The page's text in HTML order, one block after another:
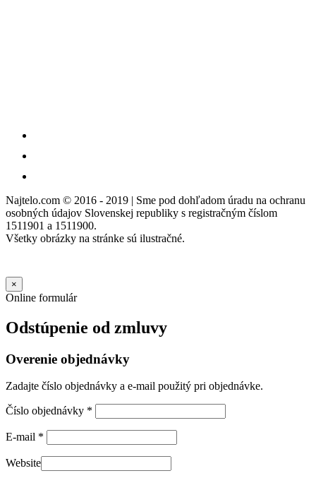
Najtelo.com © 2016 - 2019 | Sme pod dohľadom úradu na ochranu
osobných údajov Slovenskej republiky s registračným číslom
1511901 a 1511900.
Všetky obrázky na stránke sú ilustračné.
×
Online formulár
Odstúpenie od zmluvy
Overenie objednávky
Zadajte číslo objednávky a e-mail použitý pri objednávke.
Číslo objednávky *
E-mail *
Website